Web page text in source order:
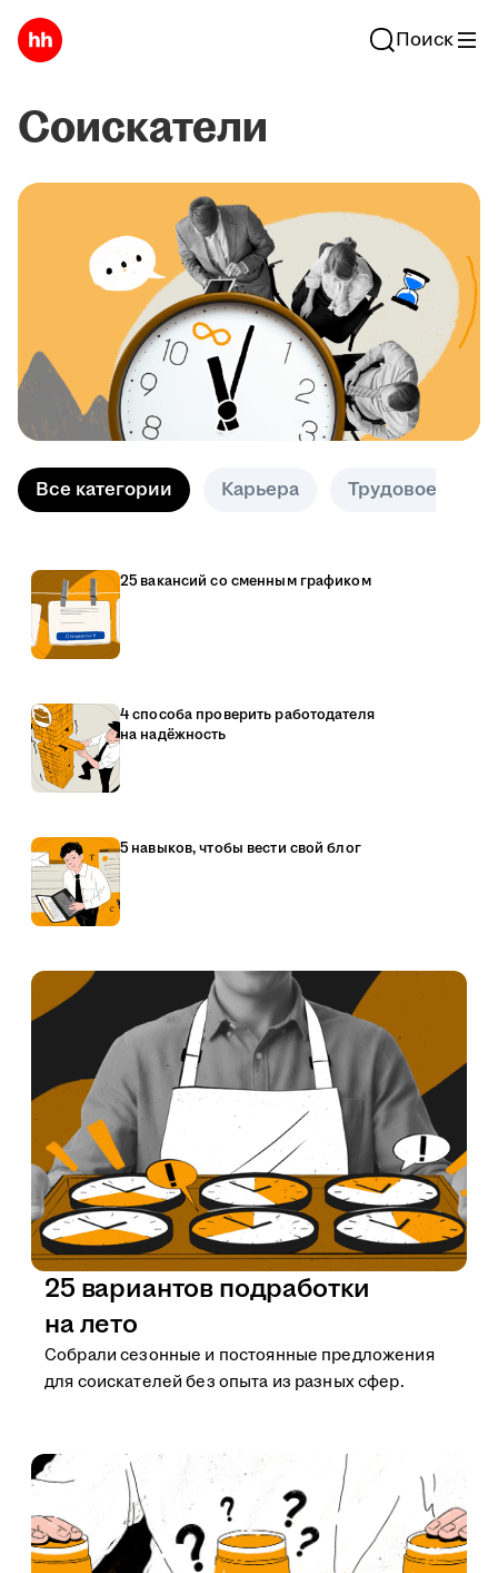
Поиск
Соискатели
Все категории Карьера Трудовое право
25 вакансий со сменным графиком
4 способа проверить работодателя
на надёжность
5 навыков, чтобы вести свой блог
25 вариантов подработки
на лето
Собрали сезонные и постоянные предложения
для соискателей без опыта из разных сфер.